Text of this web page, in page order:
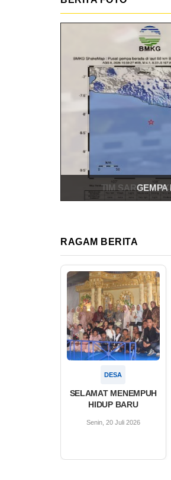
TIM SAR
RAGAM BERITA
DESA
SELAMAT MENEMPUH
HIDUP BARU
Senin, 20 Juli 2026